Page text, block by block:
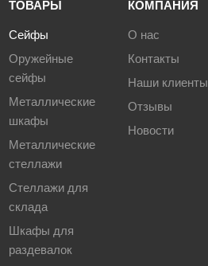
ТОВАРЫ
Сейфы
Оружейные
сейфы
Металлические
шкафы
Металлические
стеллажи
Стеллажи для
склада
Шкафы для
раздевалок
КОМПАНИЯ
О нас
Контакты
Наши клиенты
Отзывы
Новости